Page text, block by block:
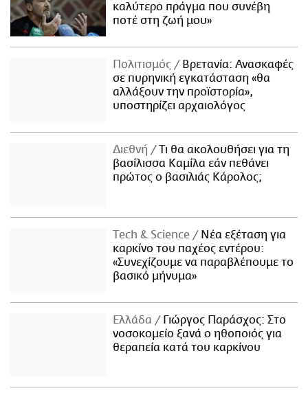
καλύτερο πράγμα που συνέβη
ποτέ στη ζωή μου»
Πολιτισμός
Βρετανία: Ανασκαφές
σε πυρηνική εγκατάσταση «θα
αλλάξουν την προϊστορία»,
υποστηρίζει αρχαιολόγος
Διεθνή
Τι θα ακολουθήσει για τη
βασίλισσα Καμίλα εάν πεθάνει
πρώτος ο βασιλιάς Κάρολος;
Τech & Science
Νέα εξέταση για
καρκίνο του παχέος εντέρου:
«Συνεχίζουμε να παραβλέπουμε το
βασικό μήνυμα»
Ελλάδα
Γιώργος Παράσχος: Στο
νοσοκομείο ξανά ο ηθοποιός για
θεραπεία κατά του καρκίνου